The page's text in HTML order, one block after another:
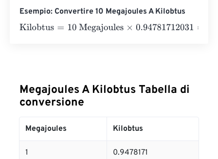
Esempio: Convertire 10 Megajoules A Kilobtus
Kilobtus=10 Megajoules×0.94781712031=9.4781712
Megajoules A Kilobtus Tabella di
conversione
Megajoules Kilobtus
1 0.9478171